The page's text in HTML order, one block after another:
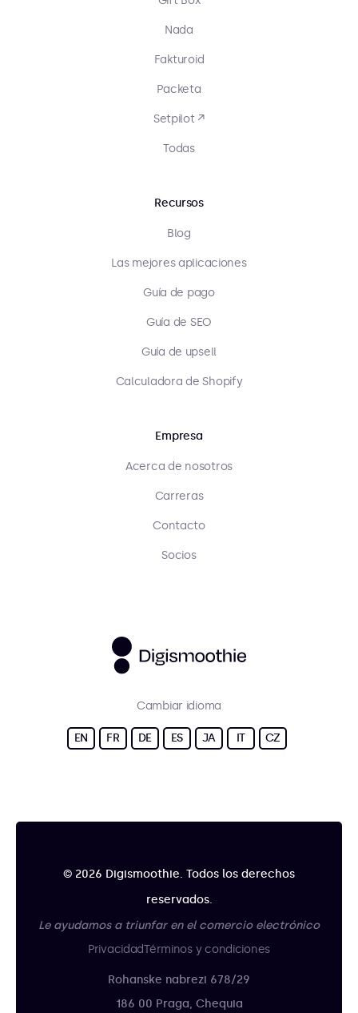
Nada
Fakturoid
Packeta
Setpilot ↗
Todas
Recursos
Blog
Las mejores aplicaciones
Guía de pago
Guía de SEO
Guía de upsell
Calculadora de Shopify
Empresa
Acerca de nosotros
Carreras
Contacto
Socios
Cambiar idioma
EN FR DE ES JA IT CZ
© 2026 Digismoothie. Todos los derechos
reservados.
Le ayudamos a triunfar en el comercio electrónico
PrivacidadTérminos y condiciones
Rohanske nabrezi 678/29
186 00 Praga, Chequia